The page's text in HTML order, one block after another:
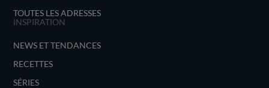
TOUTES LES ADRESSES
INSPIRATION
NEWS ET TENDANCES
RECETTES
SÉRIES